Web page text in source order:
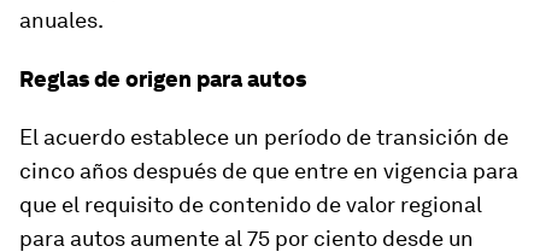
anuales.
Reglas de origen para autos
El acuerdo establece un período de transición de
cinco años después de que entre en vigencia para
que el requisito de contenido de valor regional
para autos aumente al 75 por ciento desde un